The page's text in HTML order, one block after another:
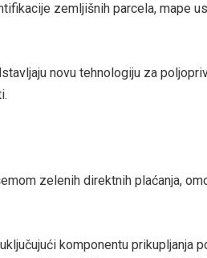
zemljišnih parcela, mape
novu tehnologiju za
zelenih direktnih plaćanja,
komponentu prikupljanja